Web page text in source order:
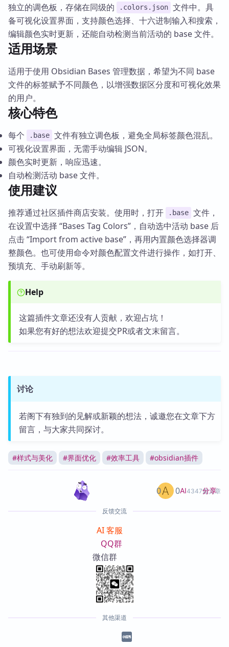
独立的调色板，存储在同级的
.colors.json 文件中。具
备可视化设置界面，支持颜色选择、十六进制输入和搜索，
编辑颜色实时更新，还能自动检测当前活动的 base 文件。
适用场景
适用于使用 Obsidian Bases 管理数据，希望为不同 base
文件的标签赋予不同颜色，以增强数据区分度和可视化效果
的用户。
核心特色
每个 .base 文件有独立调色板，避免全局标签颜色混乱。
可视化设置界面，无需手动编辑 JSON。
颜色实时更新，响应迅速。
自动检测活动 base 文件。
使用建议
推荐通过社区插件商店安装。使用时，打开 .base 文件，
在设置中选择 “Bases Tag Colors”，自动选中活动 base 后
点击 “Import from active base”，再用内置颜色选择器调
整颜色。也可使用命令对颜色配置文件进行操作，如打开、
预填充、手动刷新等。
Help
这篇插件文章还没有人贡献，欢迎占坑！
如果您有好的想法欢迎提交PR或者文末留言。
讨论
若阁下有独到的见解或新颖的想法，诚邀您在文章下方
留言，与大家共同探讨。
#样式与美化 #界面优化 #效率工具 #obsidian插件
AI4347篇文章
0 0 分享
反馈交流
AI 客服
QQ群
微信群
其他渠道